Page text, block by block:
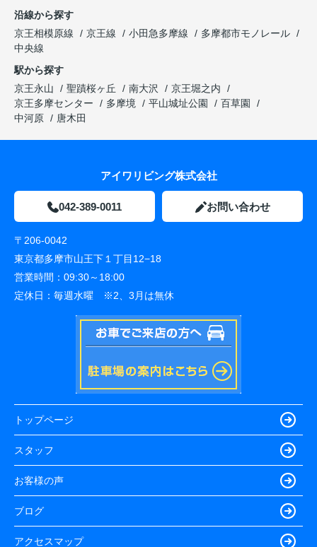
沿線から探す
京王相模原線
京王線 小田急多摩線
多摩都市モノレール
中央線
駅から探す
京王永山
聖蹟桜ヶ丘 南大沢
京王堀之内
京王多摩センター
多摩境 平山城址公園
百草園
中河原
唐木田
アイワリビング株式会社
042-389-0011 お問い合わせ
〒206-0042
東京都多摩市山王下１丁目12−18
営業時間： 09:30～18:00
定休日： 毎週水曜 ※2、3月は無休
トップページ
スタッフ
お客様の声
ブログ
アクセスマップ